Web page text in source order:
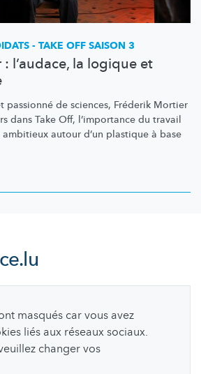
- TAKE OFF SAISON 3
l’audace, la logique et
passionné de sciences, Fréderik Mortier
dans Take Off, l’importance du travail
autour d’un plastique à base
masqués car vous avez
liés aux réseaux sociaux.
changer vos